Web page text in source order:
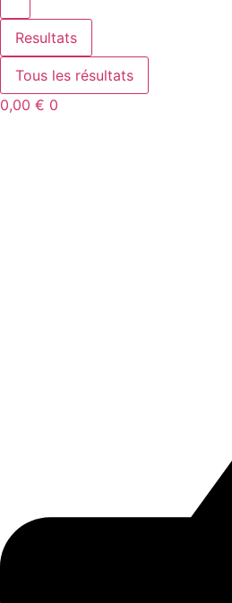
Resultats
Tous les résultats
0,00 € 0